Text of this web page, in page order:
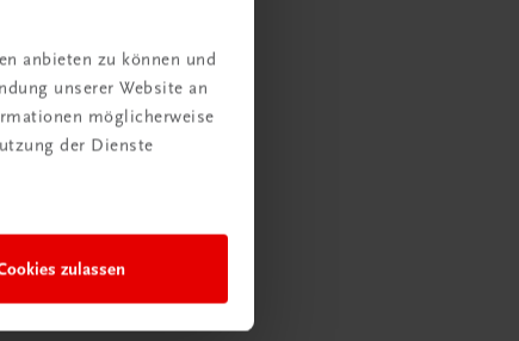
anbieten zu können und
unserer Website an
möglicherweise
der Dienste
zulassen